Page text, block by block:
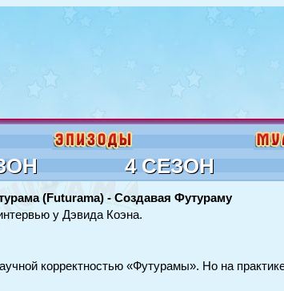
4 СЕЗОН
(Futurama) - Создавая Футураму
у Дэвида Коэна.
корректностью «Футурамы». Но на